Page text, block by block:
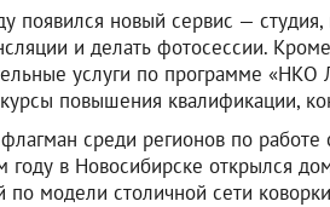
появился новый сервис —
и делать фотосессии.
услуги по программе
повышения квалификации,
среди регионов по
году в Новосибирске открылся
по модели столичной сети